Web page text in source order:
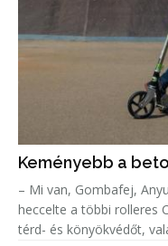
Keményebb a
– Mi van, Gombafej,
heccelte a többi rolleres
térd- és könyökvédőt,